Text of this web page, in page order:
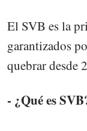
El SVB es la
garantizados
quebrar desde
- ¿Qué es